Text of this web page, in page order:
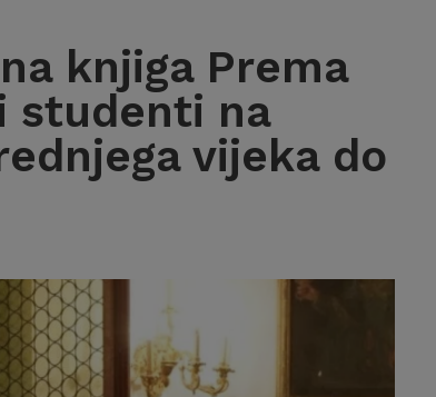
knjiga Prema
studenti na
vijeka do